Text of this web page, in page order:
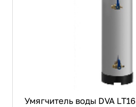
Умягчитель воды DVA LT16